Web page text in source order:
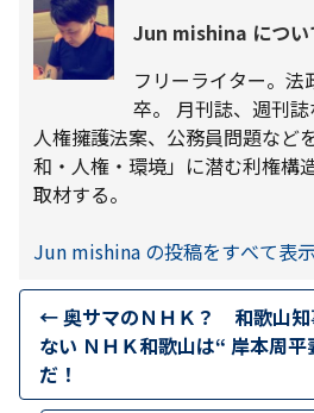
Jun mishina につい
フリーライター。法
卒。 月刊誌、週刊誌などで外国人参政権、
人権擁護法案、公務員問題など
和・人権・環境」に潜む利権構
取材する。
Jun mishina の投稿をすべて表示
←奥サマのＮＨＫ？ 和歌山知
ない ＮＨＫ和歌山は“ 岸本周
だ！